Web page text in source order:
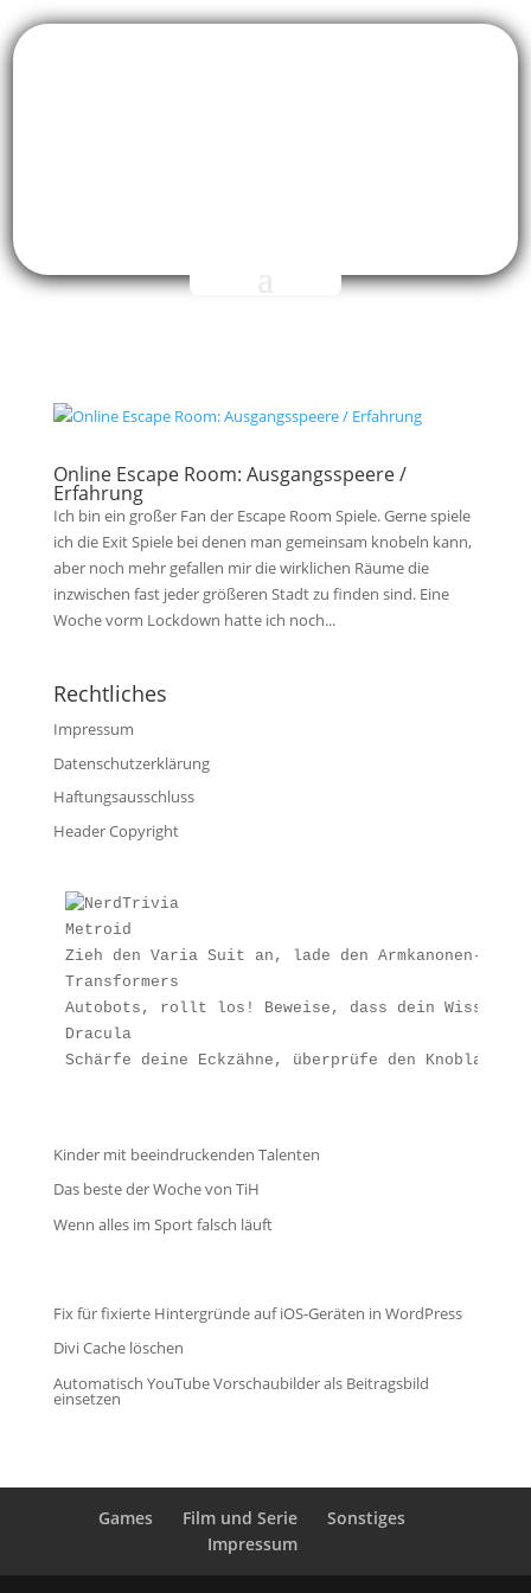
Online Escape Room: Ausgangsspeere /
Erfahrung
Ich bin ein großer Fan der Escape Room Spiele. Gerne spiele
ich die Exit Spiele bei denen man gemeinsam knobeln kann,
aber noch mehr gefallen mir die wirklichen Räume die
inzwischen fast jeder größeren Stadt zu finden sind. Eine
Woche vorm Lockdown hatte ich noch...
Rechtliches
Impressum
Datenschutzerklärung
Haftungsausschluss
Header Copyright
Metroid
Zieh den Varia Suit an, lade den Armkanonen-
Transformers
Autobots, rollt los! Beweise, dass dein Wissen
Dracula
Schärfe deine Eckzähne, überprüfe den
Kinder mit beeindruckenden Talenten
Das beste der Woche von TiH
Wenn alles im Sport falsch läuft
Fix für fixierte Hintergründe auf iOS-Geräten in WordPress
Divi Cache löschen
Automatisch YouTube Vorschaubilder als Beitragsbild
einsetzen
Games Film und Serie
Sonstiges
Impressum